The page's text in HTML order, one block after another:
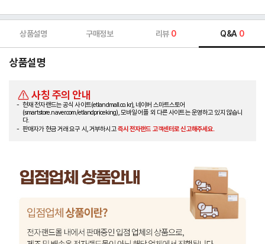
상품설명 구매정보 리뷰 0 Q&A 0
상품설명
사칭 주의 안내
현재 전자랜드는 공식 사이트(etlandmall.co.kr), 네이버 스마트스토어
(smartstore.naver.com/etlandpriceking), 모바일 어플 외 다른 사이트는 운영하고 있지 않습니
다.
판매자가 현금 거래 요구 시, 거부하시고즉시 전자랜드 고객센터로 신고해주세요.